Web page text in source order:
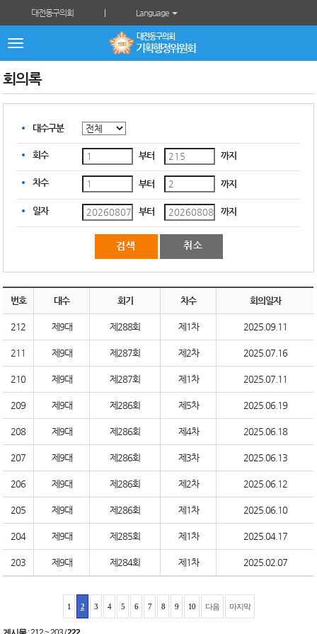
대전동구의회 Language
대전동구의회
기획행정위원회
전
메
뉴
회의록
대수구분
회수 부터 까지
차수 부터 까지
일자 부터 까지
번호 대수 회기 차수 회의일자
212 제9대 제288회 제1차 2025.09.11
211 제9대 제287회 제2차 2025.07.16
210 제9대 제287회 제1차 2025.07.11
209 제9대 제286회 제5차 2025.06.19
208 제9대 제286회 제4차 2025.06.18
207 제9대 제286회 제3차 2025.06.13
206 제9대 제286회 제2차 2025.06.12
205 제9대 제286회 제1차 2025.06.10
204 제9대 제285회 제1차 2025.04.17
203 제9대 제284회 제1차 2025.02.07
1 2 3 4 5 6 7 8 9 10 다음 마지막